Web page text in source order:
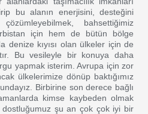
bu alanın enerjisini, desteğini
bahsettiğimiz
için hem de bütün bölge
denize kıyısı olan ülkeler için de
Bu vesileyle bir konuya daha
yapmak isterim. Avrupa için zor
ülkelerimize dönüp baktığımız
Birbirine son derece bağlı
kimse kaybeden olmak
şu an çok çok iyi bir